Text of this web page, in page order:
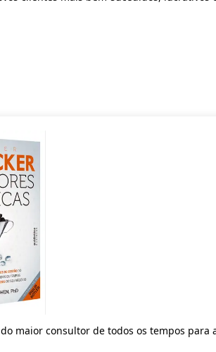
maior consultor de todos os tempos para